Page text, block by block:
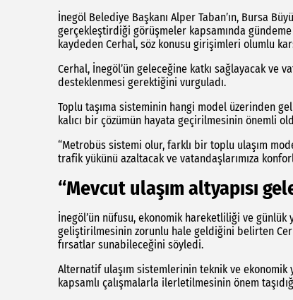
İnegöl Belediye Başkanı Alper Taban’ın, Bursa
gerçekleştirdiği görüşmeler kapsamında
kaydeden Cerhal, söz konusu girişimleri olumlu
Cerhal, İnegöl’ün geleceğine katkı sağlayacak ve
desteklenmesi gerektiğini vurguladı.
Toplu taşıma sisteminin hangi model üzerinden
kalıcı bir çözümün hayata geçirilmesinin önemli
“Metrobüs sistemi olur, farklı bir toplu ulaşım
trafik yükünü azaltacak ve vatandaşlarımıza
“Mevcut ulaşım altyapısı
İnegöl’ün nüfusu, ekonomik hareketliliği ve günlük
geliştirilmesinin zorunlu hale geldiğini belirten
fırsatlar sunabileceğini söyledi.
Alternatif ulaşım sistemlerinin teknik ve
kapsamlı çalışmalarla ilerletilmesinin önem